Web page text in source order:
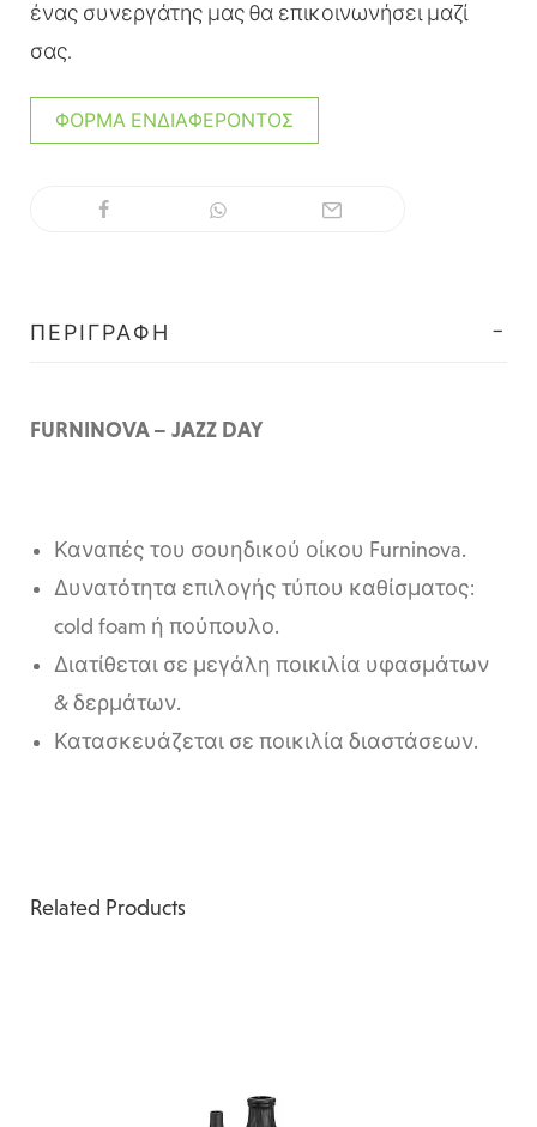
ένας συνεργάτης μας θα επικοινωνήσει μαζί
σας.
ΦΌΡΜΑ ΕΝΔΙΑΦΈΡΟΝΤΟΣ
ΠΕΡΙΓΡΑΦΉ
FURNINOVA – JAZZ DAY
Καναπές του σουηδικού οίκου Furninova.
Δυνατότητα επιλογής τύπου καθίσματος:
cold foam ή πούπουλο.
Διατίθεται σε μεγάλη ποικιλία υφασμάτων
& δερμάτων.
Κατασκευάζεται σε ποικιλία διαστάσεων.
Related Products